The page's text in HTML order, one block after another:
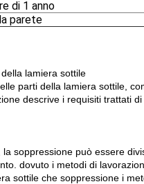
di 1 anno
parete
lamiera sottile
parti della lamiera sottile,
descrive i requisiti trattati
soppressione può essere
dovuto i metodi di
sottile che soppressione i